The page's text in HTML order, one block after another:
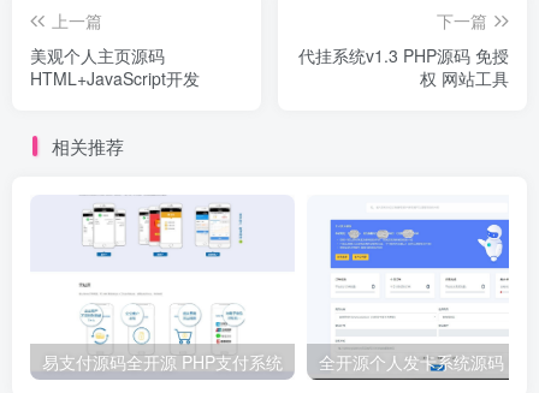
上一篇
美观个人主页源码
HTML+JavaScript开发
下一篇
代挂系统v1.3 PHP源码 免授
权 网站工具
相关推荐
易支付源码全开源 PHP支付系统